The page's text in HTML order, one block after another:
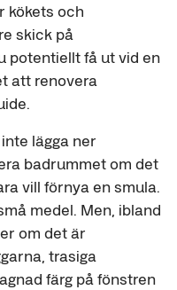
kökets och
skick på
potentiellt få ut vid en
att renovera
lägga ner
badrummet om det
vill förnya en smula.
medel. Men, ibland
om det är
trasiga
färg på fönstren